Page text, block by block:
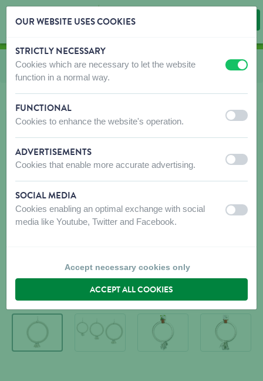
Skip content
Skip language choice
Vous êtes ici:
de Jouets oiseau
OUR WEBSITE USES COOKIES
STRICTLY NECESSARY
Cookies which are necessary to let the website
function in a normal way.
off on
FUNCTIONAL
Cookies to enhance the website's operation. off on
ADVERTISEMENTS
Cookies that enable more accurate advertising. off on
SOCIAL MEDIA
Cookies enabling an optimal exchange with social
media like Youtube, Twitter and Facebook.
off on
Accept necessary cookies only
ACCEPT ALL COOKIES